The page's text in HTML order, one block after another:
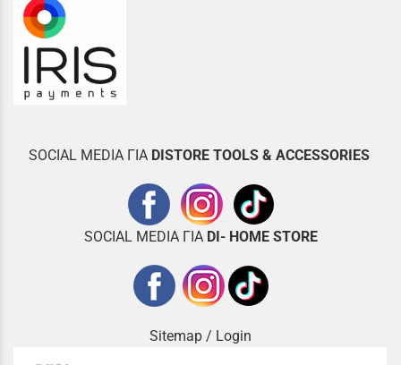
SOCIAL MEDIA ΓΙΑ DISTORE TOOLS & ACCESSORIES
SOCIAL MEDIA ΓΙΑ DI- HOME STORE
Sitemap / Login